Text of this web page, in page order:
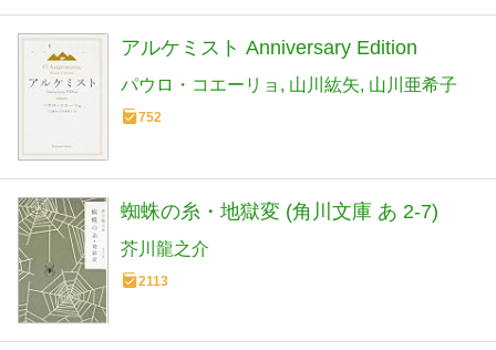
アルケミスト Anniversary Edition
パウロ・コエーリョ 山川紘矢 山川亜希子
752
蜘蛛の糸・地獄変 (角川文庫 あ 2-7)
芥川龍之介
2113